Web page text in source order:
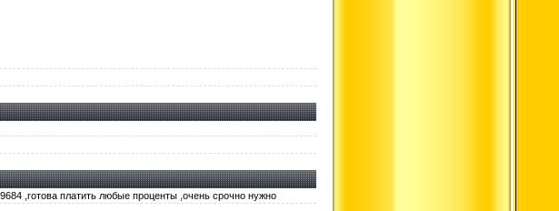
,готова платить любые проценты ,очень срочно нужно